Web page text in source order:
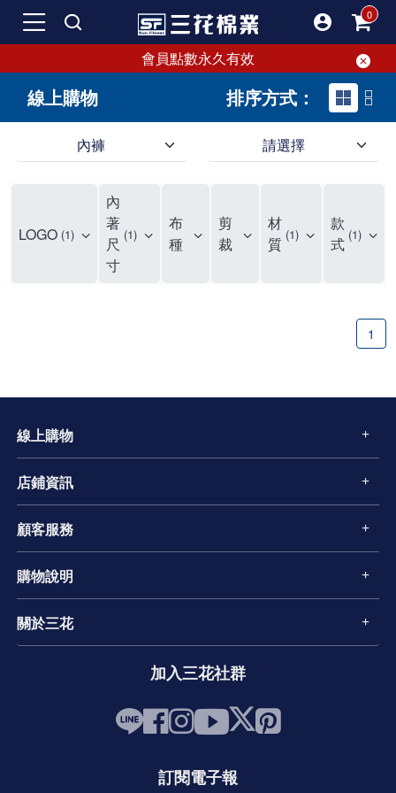
會員點數永久有效
線上購物 排序方式：
內褲 請選擇
LOGO 1
內
著
尺
寸
1
布
種
剪
裁
材
質 1
款
式 1
1
線上購物
店鋪資訊
顧客服務
購物說明
關於三花
加入三花社群
訂閱電子報